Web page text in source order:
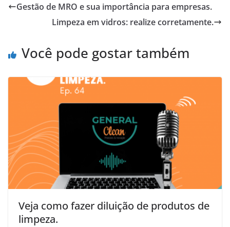
Gestão de MRO e sua importância para empresas.
Limpeza em vidros: realize corretamente.
Você pode gostar também
Veja como fazer diluição de produtos de
limpeza.